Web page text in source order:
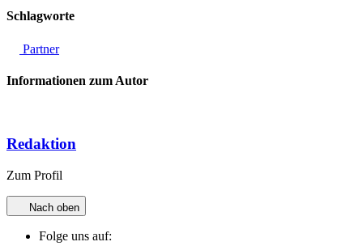
Schlagworte
Partner
Informationen zum Autor
Redaktion
Zum Profil
Nach oben
Folge uns auf: